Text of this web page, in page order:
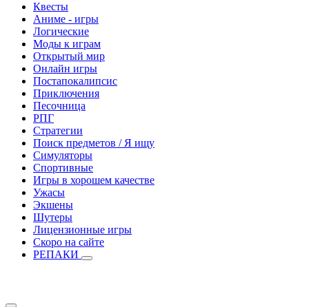
Квесты
Аниме - игры
Логические
Моды к играм
Открытый мир
Онлайн игры
Постапокалипсис
Приключения
Песочница
РПГ
Стратегии
Поиск предметов / Я ищу
Симуляторы
Спортивные
Игры в хорошем качестве
Ужасы
Экшены
Шутеры
Лицензионные игры
Скоро на сайте
РЕПАКИ